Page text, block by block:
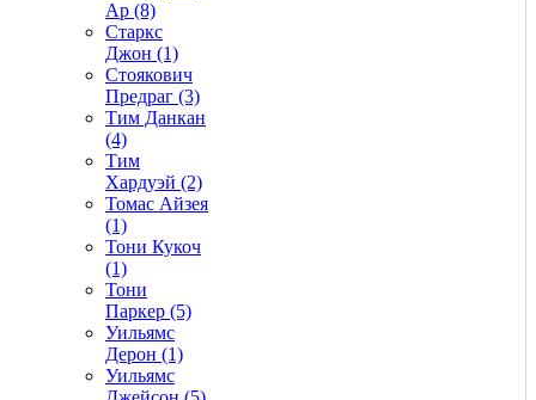
Ар (8)
Старкс
Джон (1)
Стоякович
Предраг (3)
Тим Данкан
(4)
Тим
Хардуэй (2)
Томас Айзея
(1)
Тони Кукоч
(1)
Тони
Паркер (5)
Уильямс
Дерон (1)
Уильямс